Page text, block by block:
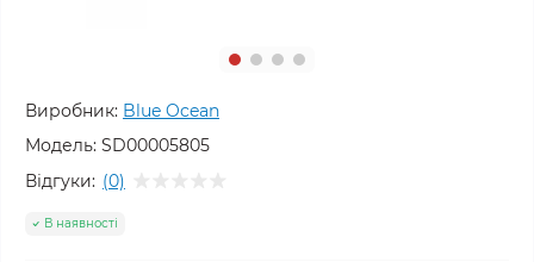
Виробник: Blue Ocean
Модель: SD00005805
Відгуки: (0)
В наявності